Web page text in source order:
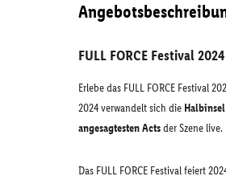
FULL FORCE Festival 2024
Erlebe das FULL FORCE Festival
2024 verwandelt sich die Halbinsel
angesagtesten Actsder Szene live.
Das FULL FORCE Festival feiert